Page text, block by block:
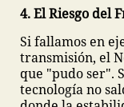
4. El Riesgo del
Si fallamos en
transmisión, el
que "pudo ser".
tecnología no